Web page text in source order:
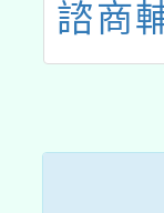
諮商
務」